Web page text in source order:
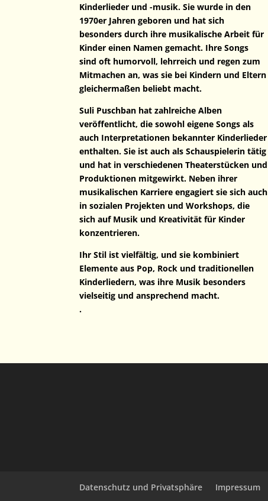
Kinderlieder und -musik. Sie wurde in den
1970er Jahren geboren und hat sich
besonders durch ihre musikalische Arbeit für
Kinder einen Namen gemacht. Ihre Songs
sind oft humorvoll, lehrreich und regen zum
Mitmachen an, was sie bei Kindern und Eltern
gleichermaßen beliebt macht.
Suli Puschban hat zahlreiche Alben
veröffentlicht, die sowohl eigene Songs als
auch Interpretationen bekannter Kinderlieder
enthalten. Sie ist auch als Schauspielerin tätig
und hat in verschiedenen Theaterstücken und
Produktionen mitgewirkt. Neben ihrer
musikalischen Karriere engagiert sie sich auch
in sozialen Projekten und Workshops, die
sich auf Musik und Kreativität für Kinder
konzentrieren.
Ihr Stil ist vielfältig, und sie kombiniert
Elemente aus Pop, Rock und traditionellen
Kinderliedern, was ihre Musik besonders
vielseitig und ansprechend macht.
.
Datenschutz und Privatsphäre Impressum